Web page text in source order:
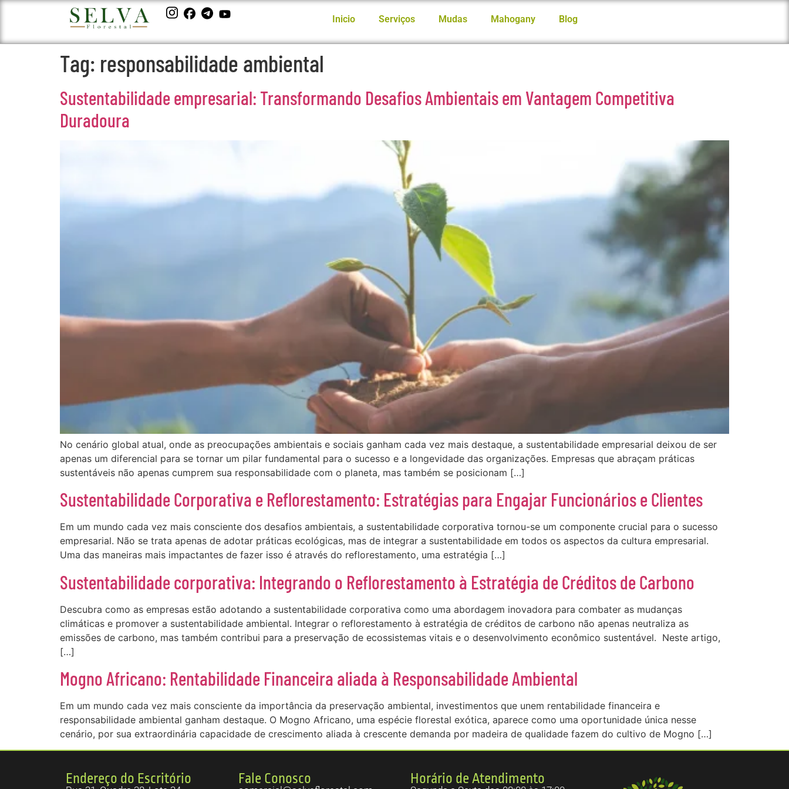
Inicio Serviços Mudas Mahogany Blog
Tag: responsabilidade ambiental
Sustentabilidade empresarial: Transformando Desafios Ambientais em Vantagem Competitiva
Duradoura
No cenário global atual, onde as preocupações ambientais e sociais ganham cada vez mais destaque, a sustentabilidade empresarial deixou de ser
apenas um diferencial para se tornar um pilar fundamental para o sucesso e a longevidade das organizações. Empresas que abraçam práticas
sustentáveis não apenas cumprem sua responsabilidade com o planeta, mas também se posicionam […]
Sustentabilidade Corporativa e Reflorestamento: Estratégias para Engajar Funcionários e Clientes
Em um mundo cada vez mais consciente dos desafios ambientais, a sustentabilidade corporativa tornou-se um componente crucial para o sucesso
empresarial. Não se trata apenas de adotar práticas ecológicas, mas de integrar a sustentabilidade em todos os aspectos da cultura empresarial.
Uma das maneiras mais impactantes de fazer isso é através do reflorestamento, uma estratégia […]
Sustentabilidade corporativa: Integrando o Reflorestamento à Estratégia de Créditos de Carbono
Descubra como as empresas estão adotando a sustentabilidade corporativa como uma abordagem inovadora para combater as mudanças
climáticas e promover a sustentabilidade ambiental. Integrar o reflorestamento à estratégia de créditos de carbono não apenas neutraliza as
emissões de carbono, mas também contribui para a preservação de ecossistemas vitais e o desenvolvimento econômico sustentável. Neste artigo,
[…]
Mogno Africano: Rentabilidade Financeira aliada à Responsabilidade Ambiental
Em um mundo cada vez mais consciente da importância da preservação ambiental, investimentos que unem rentabilidade financeira e
responsabilidade ambiental ganham destaque. O Mogno Africano, uma espécie florestal exótica, aparece como uma oportunidade única nesse
cenário, por sua extraordinária capacidade de crescimento aliada à crescente demanda por madeira de qualidade fazem do cultivo de Mogno […]
Endereço do Escritório Fale Conosco Horário de Atendimento